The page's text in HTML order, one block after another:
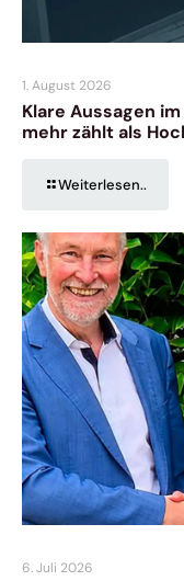
1. August 2026
Klare Aussagen
mehr zählt als
Weiterlesen..
6. Juli 2026